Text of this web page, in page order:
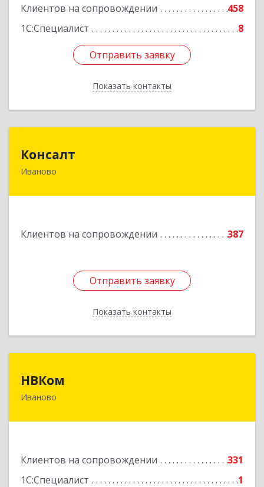
Клиентов на сопровождении
458
1С:Специалист
8
Отправить заявку
Показать контакты
Подробнее
Отправить заявку
Назад
Консалт
Иваново
Клиентов на сопровождении 387
Отправить заявку
Показать контакты
153000, Ивановская обл, Иваново г, Жарова ул,
Отправить заявку
Назад
НВКом
Иваново
Клиентов на сопровождении
331
1С:Специалист
1
153000, Ивановская обл, Иваново г, Аптечный